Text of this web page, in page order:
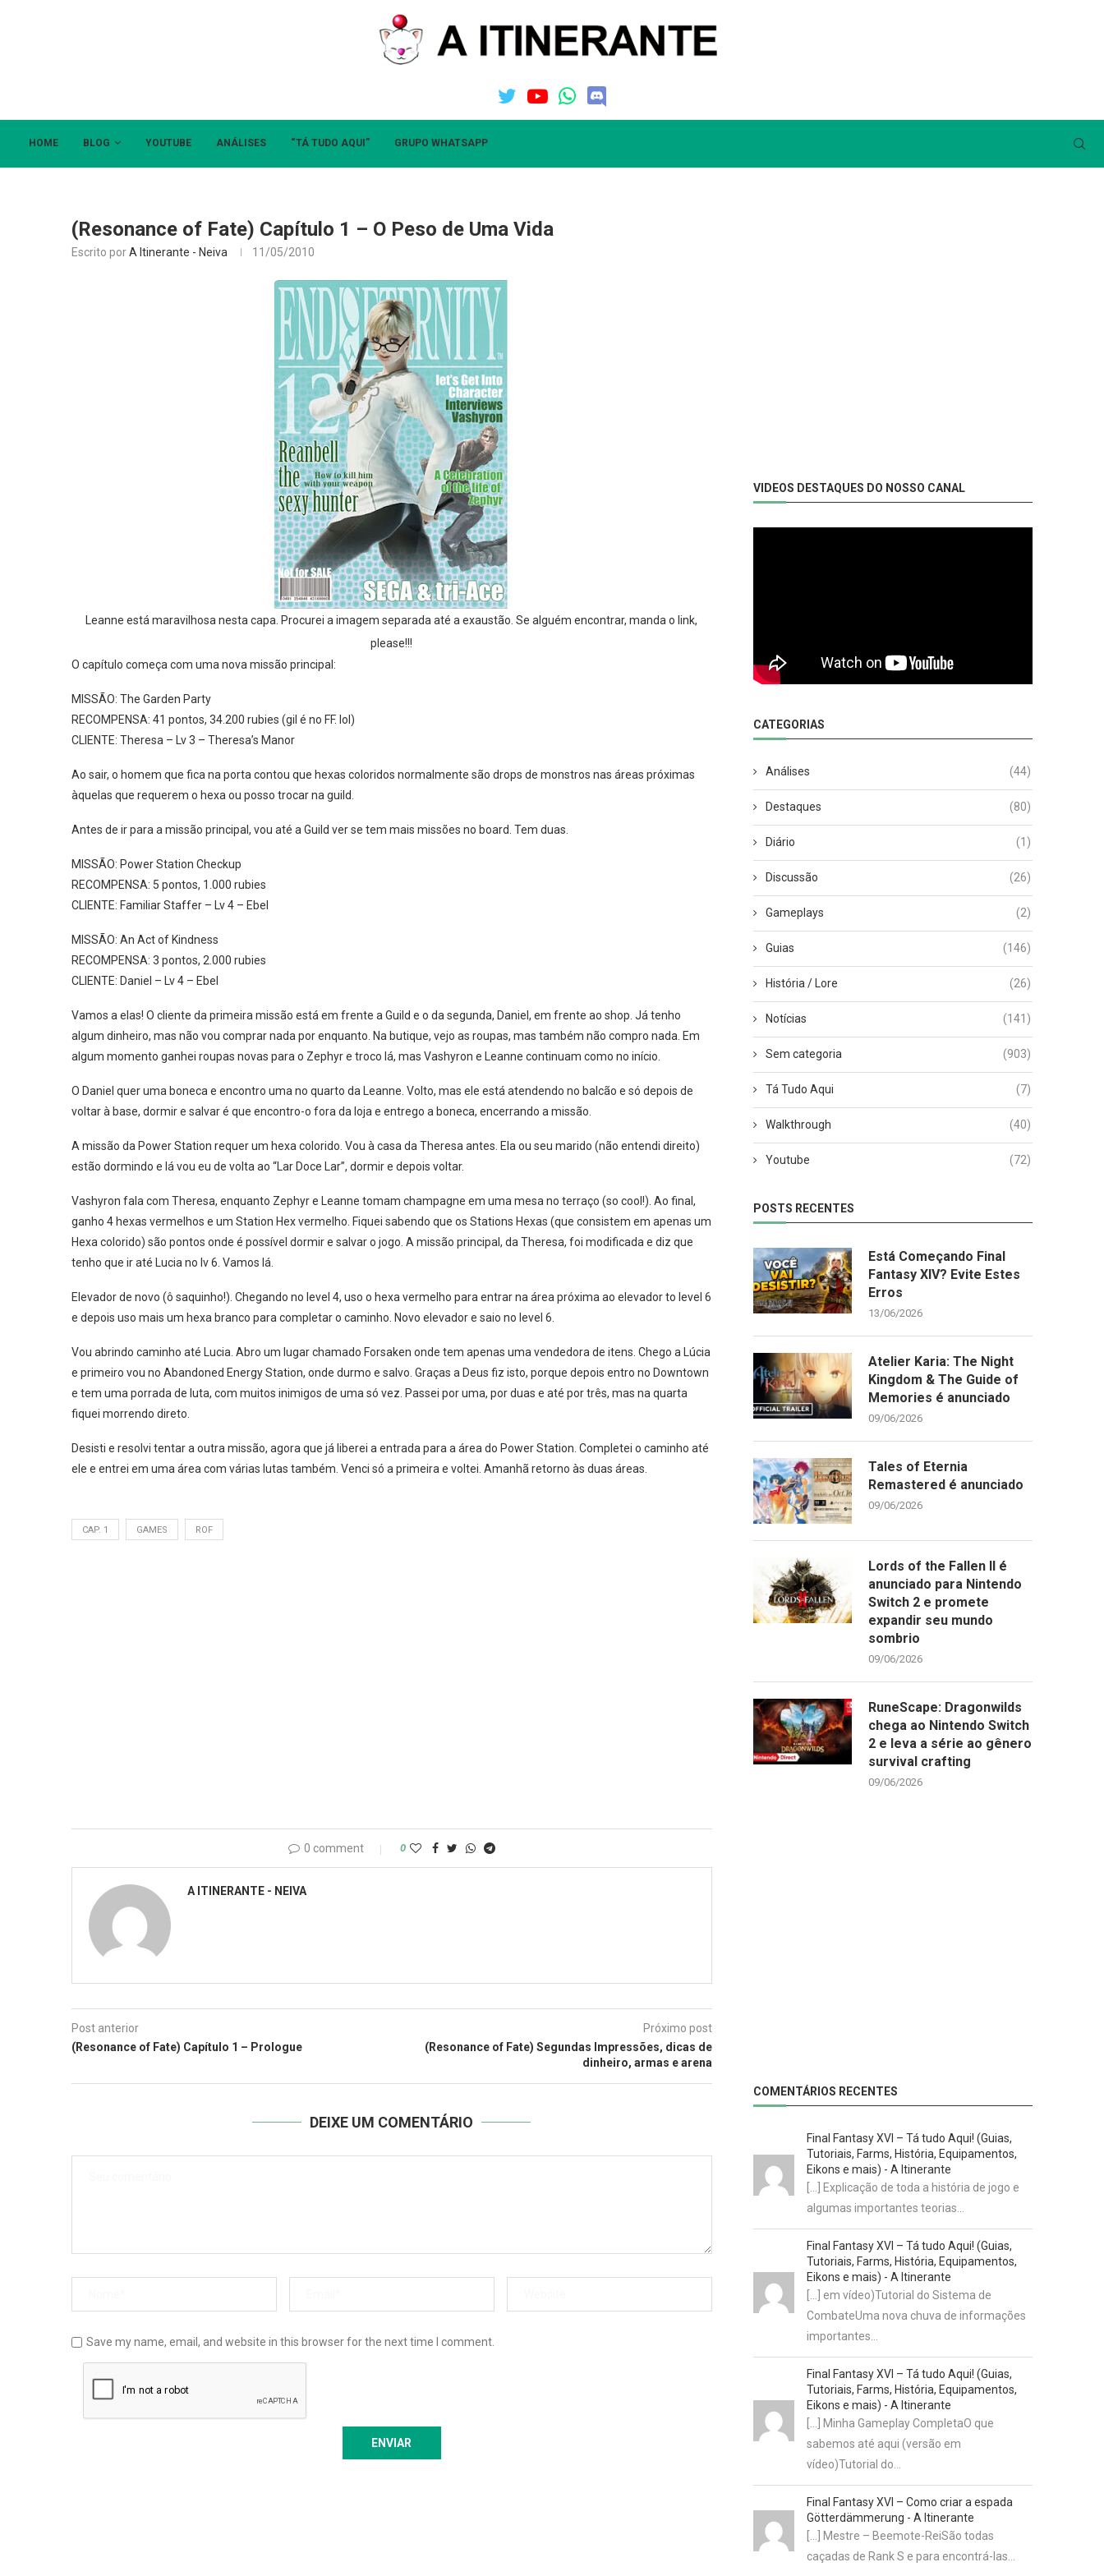
HOME BLOG YOUTUBE ANÁLISES “TÁ TUDO AQUI” GRUPO WHATSAPP
(Resonance of Fate) Capítulo 1 – O Peso de Uma Vida
Escrito porA Itinerante - Neiva 11/05/2010
Leanne está maravilhosa nesta capa. Procurei a imagem separada até a exaustão. Se alguém encontrar, manda o link,
please!!!
O capítulo começa com uma nova missão principal:
MISSÃO: The Garden Party
RECOMPENSA: 41 pontos, 34.200 rubies (gil é no FF. lol)
CLIENTE: Theresa – Lv 3 – Theresa’s Manor
Ao sair, o homem que fica na porta contou que hexas coloridos normalmente são drops de monstros nas áreas próximas
àquelas que requerem o hexa ou posso trocar na guild.
Antes de ir para a missão principal, vou até a Guild ver se tem mais missões no board. Tem duas.
MISSÃO: Power Station Checkup
RECOMPENSA: 5 pontos, 1.000 rubies
CLIENTE: Familiar Staffer – Lv 4 – Ebel
MISSÃO: An Act of Kindness
RECOMPENSA: 3 pontos, 2.000 rubies
CLIENTE: Daniel – Lv 4 – Ebel
Vamos a elas! O cliente da primeira missão está em frente a Guild e o da segunda, Daniel, em frente ao shop. Já tenho
algum dinheiro, mas não vou comprar nada por enquanto. Na butique, vejo as roupas, mas também não compro nada. Em
algum momento ganhei roupas novas para o Zephyr e troco lá, mas Vashyron e Leanne continuam como no início.
O Daniel quer uma boneca e encontro uma no quarto da Leanne. Volto, mas ele está atendendo no balcão e só depois de
voltar à base, dormir e salvar é que encontro-o fora da loja e entrego a boneca, encerrando a missão.
A missão da Power Station requer um hexa colorido. Vou à casa da Theresa antes. Ela ou seu marido (não entendi direito)
estão dormindo e lá vou eu de volta ao “Lar Doce Lar”, dormir e depois voltar.
Vashyron fala com Theresa, enquanto Zephyr e Leanne tomam champagne em uma mesa no terraço (so cool!). Ao final,
ganho 4 hexas vermelhos e um Station Hex vermelho. Fiquei sabendo que os Stations Hexas (que consistem em apenas um
Hexa colorido) são pontos onde é possível dormir e salvar o jogo. A missão principal, da Theresa, foi modificada e diz que
tenho que ir até Lucia no lv 6. Vamos lá.
Elevador de novo (ô saquinho!). Chegando no level 4, uso o hexa vermelho para entrar na área próxima ao elevador to level 6
e depois uso mais um hexa branco para completar o caminho. Novo elevador e saio no level 6.
Vou abrindo caminho até Lucia. Abro um lugar chamado Forsaken onde tem apenas uma vendedora de itens. Chego a Lúcia
e primeiro vou no Abandoned Energy Station, onde durmo e salvo. Graças a Deus fiz isto, porque depois entro no Downtown
e tem uma porrada de luta, com muitos inimigos de uma só vez. Passei por uma, por duas e até por três, mas na quarta
fiquei morrendo direto.
Desisti e resolvi tentar a outra missão, agora que já liberei a entrada para a área do Power Station. Completei o caminho até
ele e entrei em uma área com várias lutas também. Venci só a primeira e voltei. Amanhã retorno às duas áreas.
CAP. 1 GAMES ROF
0 comment 0
A ITINERANTE - NEIVA
Post anterior
(Resonance of Fate) Capítulo 1 – Prologue
Próximo post
(Resonance of Fate) Segundas Impressões, dicas de
dinheiro, armas e arena
DEIXE UM COMENTÁRIO
Save my name, email, and website in this browser for the next time I comment.
VIDEOS DESTAQUES DO NOSSO CANAL
CATEGORIAS
Análises (44)
Destaques (80)
Diário (1)
Discussão (26)
Gameplays (2)
Guias (146)
História / Lore (26)
Notícias (141)
Sem categoria (903)
Tá Tudo Aqui (7)
Walkthrough (40)
Youtube (72)
POSTS RECENTES
Está Começando Final
Fantasy XIV? Evite Estes
Erros
13/06/2026
Atelier Karia: The Night
Kingdom & The Guide of
Memories é anunciado
09/06/2026
Tales of Eternia
Remastered é anunciado
09/06/2026
Lords of the Fallen II é
anunciado para Nintendo
Switch 2 e promete
expandir seu mundo
sombrio
09/06/2026
RuneScape: Dragonwilds
chega ao Nintendo Switch
2 e leva a série ao gênero
survival crafting
09/06/2026
COMENTÁRIOS RECENTES
Final Fantasy XVI – Tá tudo Aqui! (Guias,
Tutoriais, Farms, História, Equipamentos,
Eikons e mais) - A Itinerante
[…] Explicação de toda a história de jogo e
algumas importantes teorias…
Final Fantasy XVI – Tá tudo Aqui! (Guias,
Tutoriais, Farms, História, Equipamentos,
Eikons e mais) - A Itinerante
[…] em vídeo)Tutorial do Sistema de
CombateUma nova chuva de informações
importantes…
Final Fantasy XVI – Tá tudo Aqui! (Guias,
Tutoriais, Farms, História, Equipamentos,
Eikons e mais) - A Itinerante
[…] Minha Gameplay CompletaO que
sabemos até aqui (versão em
vídeo)Tutorial do…
Final Fantasy XVI – Como criar a espada
Götterdämmerung - A Itinerante
[…] Mestre – Beemote-ReiSão todas
caçadas de Rank S e para encontrá-las…